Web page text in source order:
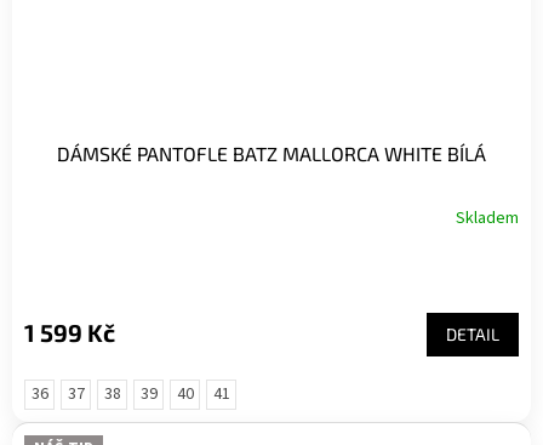
DÁMSKÉ PANTOFLE BATZ MALLORCA WHITE BÍLÁ
Skladem
1 599 Kč DETAIL
36 37 38 39 40 41